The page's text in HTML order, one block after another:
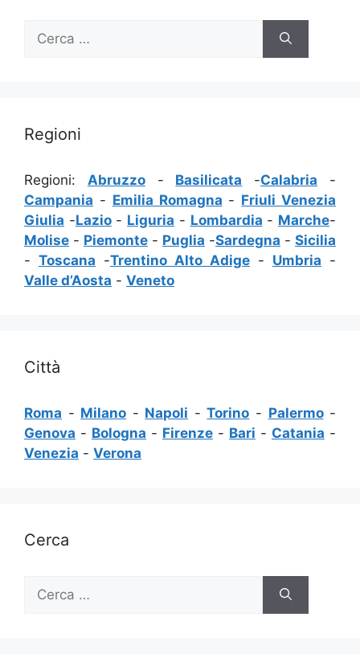
per:
Regioni
Regioni: Abruzzo- Basilicata -Calabria -
Campania - Emilia Romagna - Friuli Venezia
Giulia -Lazio- Liguria - Lombardia - Marche-
Molise - Piemonte - Puglia -Sardegna - Sicilia
- Toscana -Trentino Alto Adige - Umbria -
Valle d’Aosta - Veneto
Città
Roma - Milano - Napoli -Torino - Palermo-
Genova - Bologna - Firenze - Bari - Catania -
Venezia - Verona
Cerca
per: